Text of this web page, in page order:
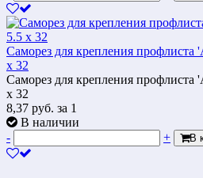
Саморез для крепления
х 32
Саморез для крепления
х 32
8,37 руб. за 1
В наличии
-
+ В